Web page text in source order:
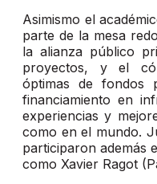
Asimismo el
parte de la mesa
la alianza público
proyectos, y el
óptimas de fondos
financiamiento en
experiencias y
como en el mundo.
participaron además
como Xavier Ragot